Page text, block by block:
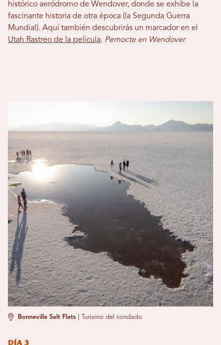
histórico aeródromo de Wendover, donde se exhibe la
fascinante historia de otra época (la Segunda Guerra
Mundial). Aquí también descubrirás un marcador en el
Utah Rastreo de la película. Pernocte en Wendover
Bonneville Salt Flats Turismo del condado
Día 3